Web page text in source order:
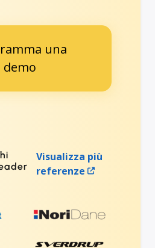
una
demo
Visualizza più
referenze